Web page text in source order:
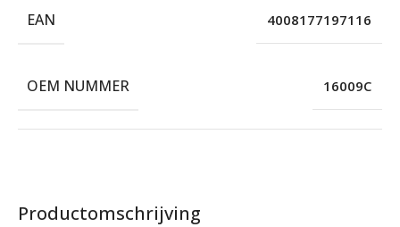
Productomschrijving
EAN 4008177197116
OEM NUMMER 16009C